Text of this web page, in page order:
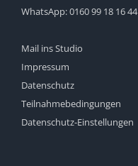
WhatsApp:0160 99 18 16 44
Mail ins Studio
Impressum
Datenschutz
Teilnahmebedingungen
Datenschutz-Einstellungen